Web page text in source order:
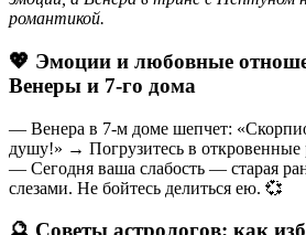
романтикой.
💖 Эмоции и любовные
Венеры и 7-го дома
— Венера в 7-м доме шепчет:
душу!» → Погрузитесь в откровенные
— Сегодня ваша слабость — старая
слезами. Не бойтесь делиться ею. 💞